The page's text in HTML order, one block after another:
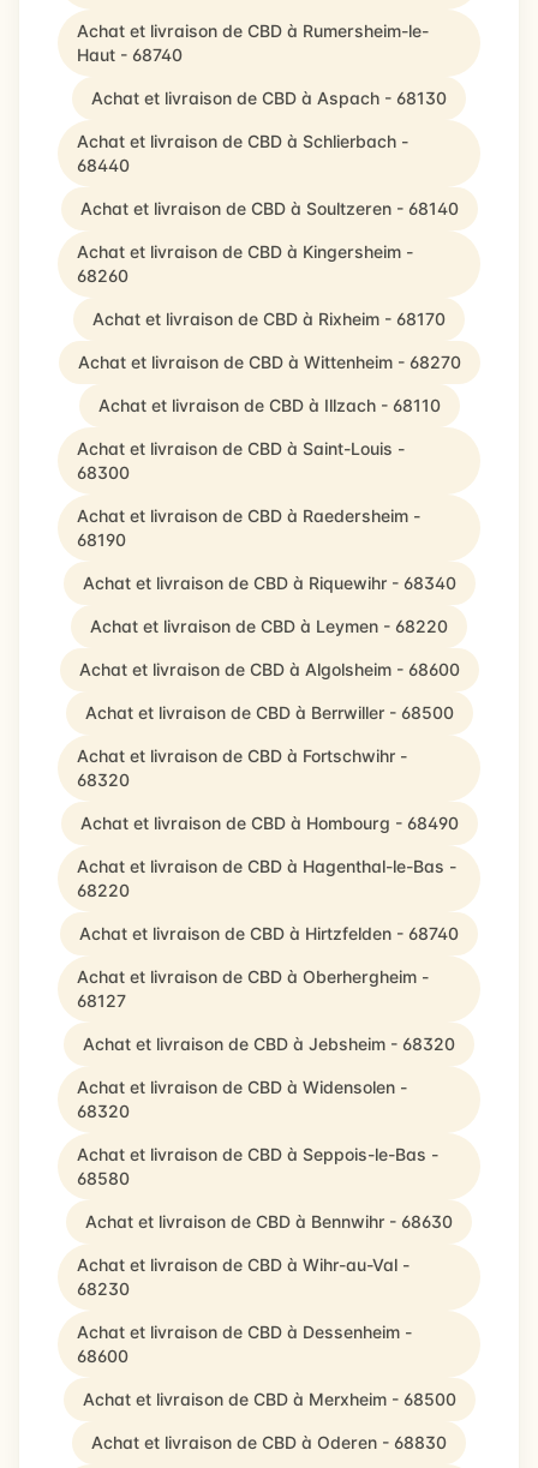
Achat et livraison de CBD à Rumersheim-le-
Haut - 68740
Achat et livraison de CBD à Aspach - 68130
Achat et livraison de CBD à Schlierbach -
68440
Achat et livraison de CBD à Soultzeren - 68140
Achat et livraison de CBD à Kingersheim -
68260
Achat et livraison de CBD à Rixheim - 68170
Achat et livraison de CBD à Wittenheim - 68270
Achat et livraison de CBD à Illzach - 68110
Achat et livraison de CBD à Saint-Louis -
68300
Achat et livraison de CBD à Raedersheim -
68190
Achat et livraison de CBD à Riquewihr - 68340
Achat et livraison de CBD à Leymen - 68220
Achat et livraison de CBD à Algolsheim - 68600
Achat et livraison de CBD à Berrwiller - 68500
Achat et livraison de CBD à Fortschwihr -
68320
Achat et livraison de CBD à Hombourg - 68490
Achat et livraison de CBD à Hagenthal-le-Bas -
68220
Achat et livraison de CBD à Hirtzfelden - 68740
Achat et livraison de CBD à Oberhergheim -
68127
Achat et livraison de CBD à Jebsheim - 68320
Achat et livraison de CBD à Widensolen -
68320
Achat et livraison de CBD à Seppois-le-Bas -
68580
Achat et livraison de CBD à Bennwihr - 68630
Achat et livraison de CBD à Wihr-au-Val -
68230
Achat et livraison de CBD à Dessenheim -
68600
Achat et livraison de CBD à Merxheim - 68500
Achat et livraison de CBD à Oderen - 68830